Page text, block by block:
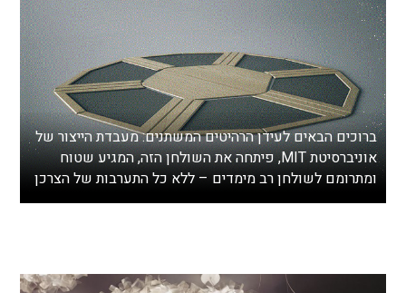
ברוכים הבאים לעידן הרהיטים המשתנים: מעבדת הייצור של
אוניברסיטת MIT, פיתחה את השולחן הזה, המגיע שטוח
ומתרומם לשולחן רב מימדים – ללא כל התערבות של הצרכן